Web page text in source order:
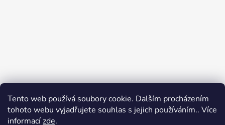
Tento web používá soubory cookie. Dalším procházením
tohoto webu vyjadřujete souhlas s jejich používáním.. Více
informacízde.